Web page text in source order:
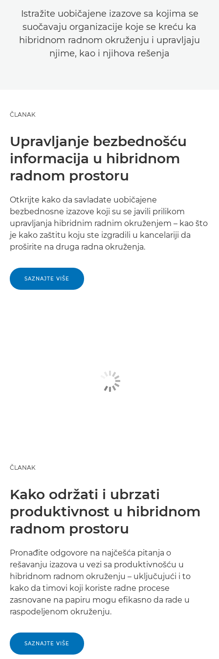
Istražite uobičajene izazove sa kojima se
suočavaju organizacije koje se kreću ka
hibridnom radnom okruženju i upravljaju
njime, kao i njihova rešenja
ČLANAK
Upravljanje bezbednošću
informacija u hibridnom
radnom prostoru
Otkrijte kako da savladate uobičajene
bezbednosne izazove koji su se javili prilikom
upravljanja hibridnim radnim okruženjem – kao što
je kako zaštitu koju ste izgradili u kancelariji da
proširite na druga radna okruženja.
SAZNAJTE VIŠE
ČLANAK
Kako održati i ubrzati
produktivnost u hibridnom
radnom prostoru
Pronađite odgovore na najčešća pitanja o
rešavanju izazova u vezi sa produktivnošću u
hibridnom radnom okruženju – uključujući i to
kako da timovi koji koriste radne procese
zasnovane na papiru mogu efikasno da rade u
raspodeljenom okruženju.
SAZNAJTE VIŠE